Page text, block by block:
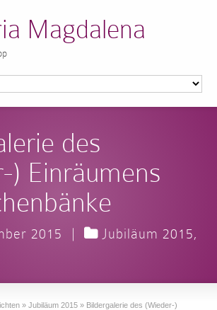
Magdalena
des
) Einräumens
2015 | Jubiläum 2015,
» Jubiläum 2015 » Bildergalerie des (Wieder-)